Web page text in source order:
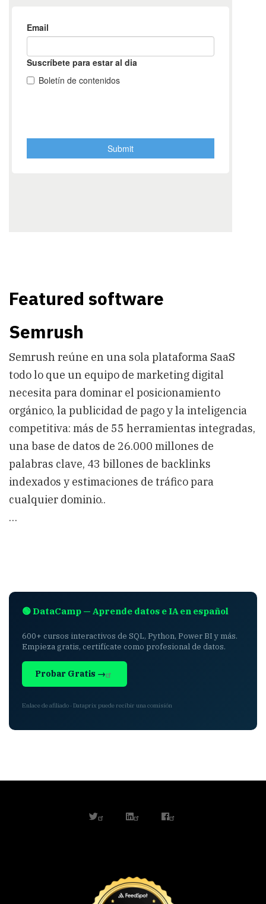
Featured software
Semrush
Semrush reúne en una sola plataforma SaaS
todo lo que un equipo de marketing digital
necesita para dominar el posicionamiento
orgánico, la publicidad de pago y la inteligencia
competitiva: más de 55 herramientas integradas,
una base de datos de 26.000 millones de
palabras clave, 43 billones de backlinks
indexados y estimaciones de tráfico para
cualquier dominio..
…
🟢 DataCamp — Aprende datos e IA en español
600+ cursos interactivos de SQL, Python, Power BI y más.
Empieza gratis, certifícate como profesional de datos.
Probar Gratis →
Enlace de afiliado · Dataprix puede recibir una comisión
twitterlinkedinfacebook